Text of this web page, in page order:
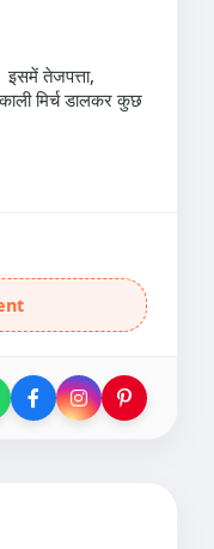
तेजपत्ता,
मिर्च डालकर कुछ